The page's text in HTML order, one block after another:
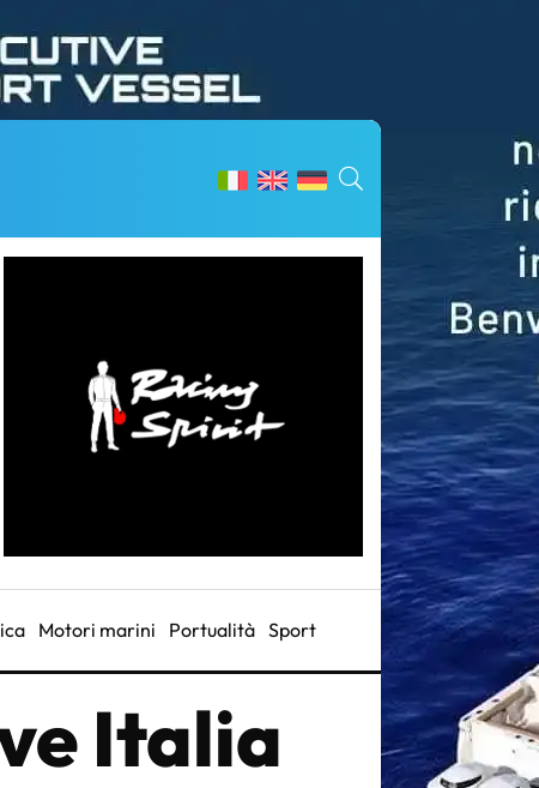
Motori marini Portualità Sport
Italia